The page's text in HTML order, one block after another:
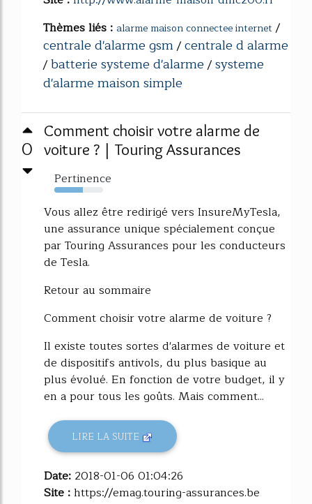
Thèmes liés : alarme maison connectee internet/
centrale d'alarme gsm/centrale d alarme
/batterie systeme d'alarme/systeme
d'alarme maison simple
0
Comment choisir votre alarme de
voiture ? | Touring Assurances
Pertinence
58%
Vous allez être redirigé vers InsureMyTesla,
une assurance unique spécialement conçue
par Touring Assurances pour les conducteurs
de Tesla.
Retour au sommaire
Comment choisir votre alarme de voiture ?
Il existe toutes sortes d'alarmes de voiture et
de dispositifs antivols, du plus basique au
plus évolué. En fonction de votre budget, il y
en a pour tous les goûts. Mais comment...
LIRE LA SUITE
Date: 2018-01-06 01:04:26
Site :https://emag.touring-assurances.be